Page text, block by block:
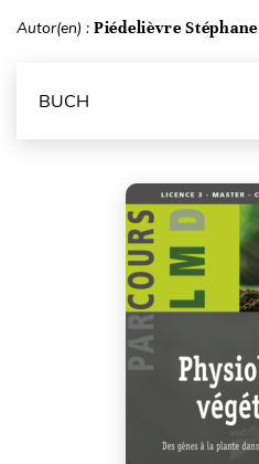
Autor(en) : Piédelièvre Stéphane
BUCH